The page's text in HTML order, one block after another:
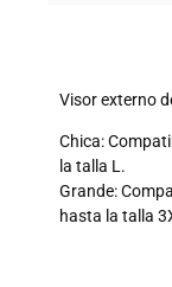
Visor externo
Chica:
la talla L.
Grande:
hasta la talla